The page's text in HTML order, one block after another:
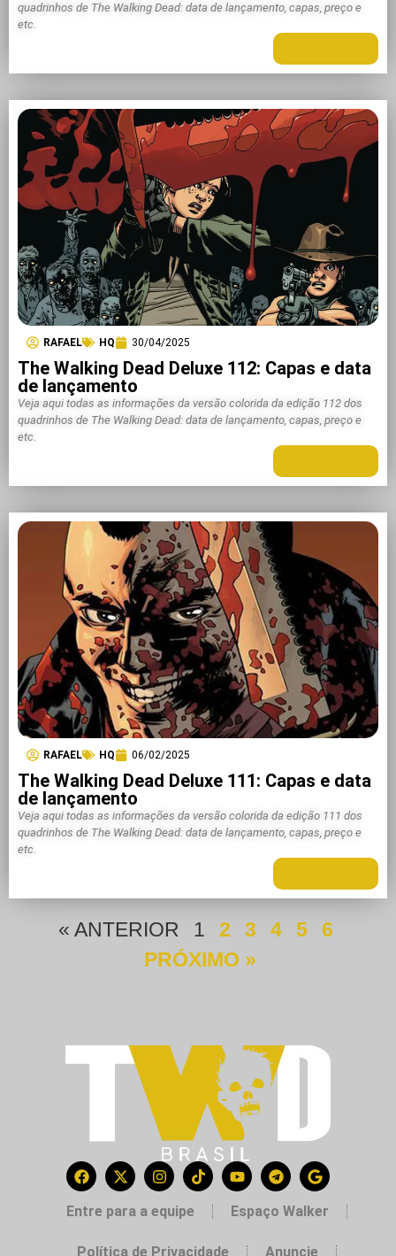
quadrinhos de The Walking Dead: data de lançamento, capas, preço e
etc.
RAFAEL HQ 30/04/2025
The Walking Dead Deluxe 112: Capas e data
de lançamento
Veja aqui todas as informações da versão colorida da edição 112 dos
quadrinhos de The Walking Dead: data de lançamento, capas, preço e
etc.
RAFAEL HQ 06/02/2025
The Walking Dead Deluxe 111: Capas e data
de lançamento
Veja aqui todas as informações da versão colorida da edição 111 dos
quadrinhos de The Walking Dead: data de lançamento, capas, preço e
etc.
« ANTERIOR 1 2 3 4 5
6
PRÓXIMO »
Entre para a equipe Espaço Walker
Política de Privacidade Anuncie